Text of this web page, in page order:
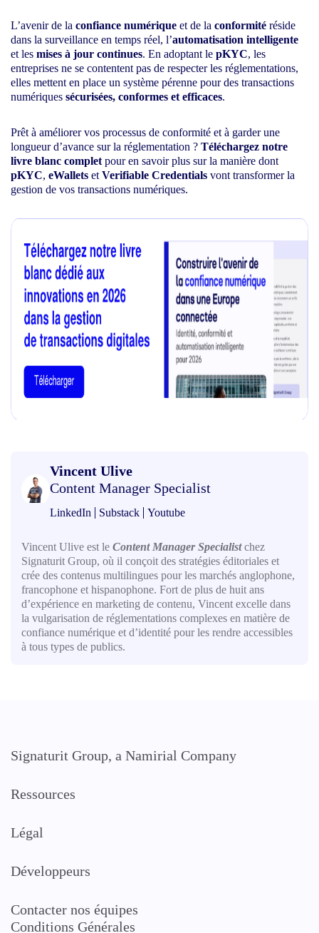
L’avenir de la confiance numérique et de la conformité réside
dans la surveillance en temps réel, l’automatisation intelligente
et les mises à jour continues. En adoptant le pKYC, les
entreprises ne se contentent pas de respecter les réglementations,
elles mettent en place un système pérenne pour des transactions
numériques sécurisées, conformes et efficaces.
Prêt à améliorer vos processus de conformité et à garder une
longueur d’avance sur la réglementation ? Téléchargez notre
livre blanc complet pour en savoir plus sur la manière dont
pKYC, eWallets et Verifiable Credentials vont transformer la
gestion de vos transactions numériques.
Vincent Ulive
Content Manager Specialist
LinkedIn Substack Youtube
Vincent Ulive est le Content Manager Specialistchez
Signaturit Group, où il conçoit des stratégies éditoriales et
crée des contenus multilingues pour les marchés anglophone,
francophone et hispanophone. Fort de plus de huit ans
d’expérience en marketing de contenu, Vincent excelle dans
la vulgarisation de réglementations complexes en matière de
confiance numérique et d’identité pour les rendre accessibles
à tous types de publics.
Signaturit Group, a Namirial Company
Ressources
Légal
Développeurs
Contacter nos équipes
Conditions Générales